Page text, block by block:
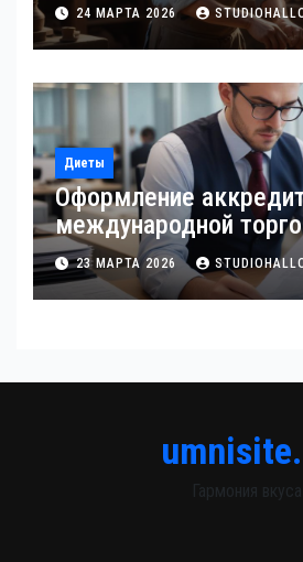
24 МАРТА 2026
Диеты
Оформление
международной
23 МАРТА 2026
Гармония вкуса